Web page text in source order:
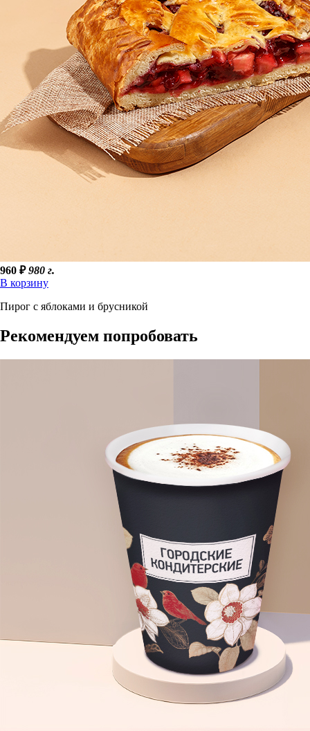
960 ₽ 980 г.
В корзину
Пирог с яблоками и брусникой
Рекомендуем попробовать